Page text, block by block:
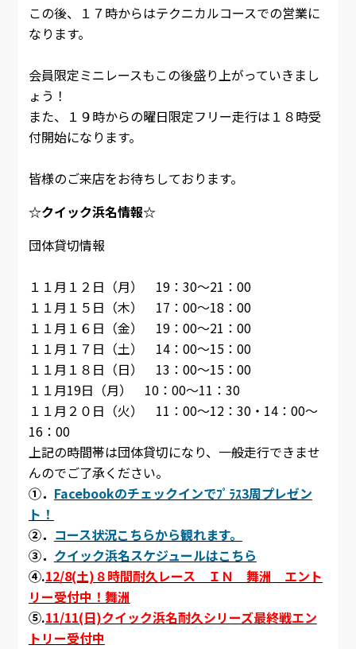
この後、１７時からはテクニカルコースでの営業に
なります。
会員限定ミニレースもこの後盛り上がっていきまし
ょう！
また、１９時からの曜日限定フリー走行は１８時受
付開始になります。
皆様のご来店をお待ちしております。
☆クイック浜名情報☆
団体貸切情報
１１月１２日（月） 19：30～21：00
１１月１５日（木） 17：00～18：00
１１月１６日（金） 19：00～21：00
１１月１７日（土） 14：00～15：00
１１月１８日（日） 13：00～15：00
１１月19日（月） 10：00～11：30
１１月２０日（火） 11：00～12：30・14：00～
16：00
上記の時間帯は団体貸切になり、一般走行できませ
んのでご了承ください。
①． Facebookのチェックインでﾌﾟﾗｽ3周プレゼン
ト！
②． コース状況こちらから観れます。
③． クイック浜名スケジュールはこちら
④.12/8(土)８時間耐久レース ＩＮ 舞洲 エント
リー受付中！舞洲
⑤.11/11(日)クイック浜名耐久シリーズ最終戦エン
トリー受付中